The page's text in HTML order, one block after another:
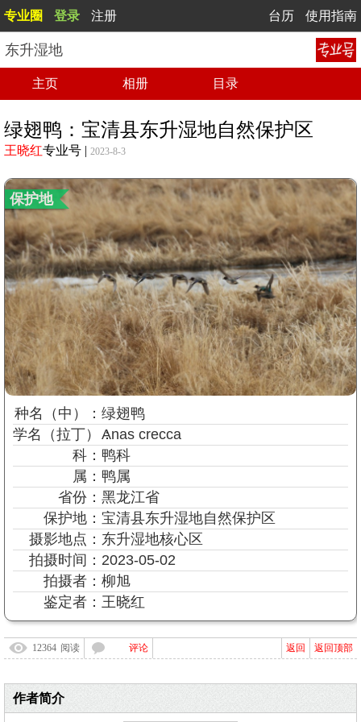
专业圈 登录 注册 台历 使用指南
东升湿地
主页 相册 目录
绿翅鸭：宝清县东升湿地自然保护区
王晓红专业号 | 2023-8-3
种名 （中） ： 绿翅鸭
学名
（拉丁） ：
Anas crecca
科： 鸭科
属： 鸭属
省份： 黑龙江省
保护地： 宝清县东升湿地自然保护区
摄影地点： 东升湿地核心区
拍摄时间： 2023-05-02
拍摄者： 柳旭
鉴定者： 王晓红
12364 阅读 评论 返回顶部
返回
作者简介